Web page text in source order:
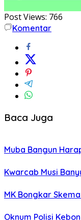
Post Views: 766
Komentar
Baca Juga
Muba Bangun
Kwarcab Musi
MK Bongkar
Oknum Polisi